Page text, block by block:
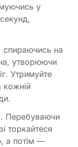
у
спираючись на
утворюючи
Утримуйте
кожній
. Перебуваючи
торкайтеся
а потім —